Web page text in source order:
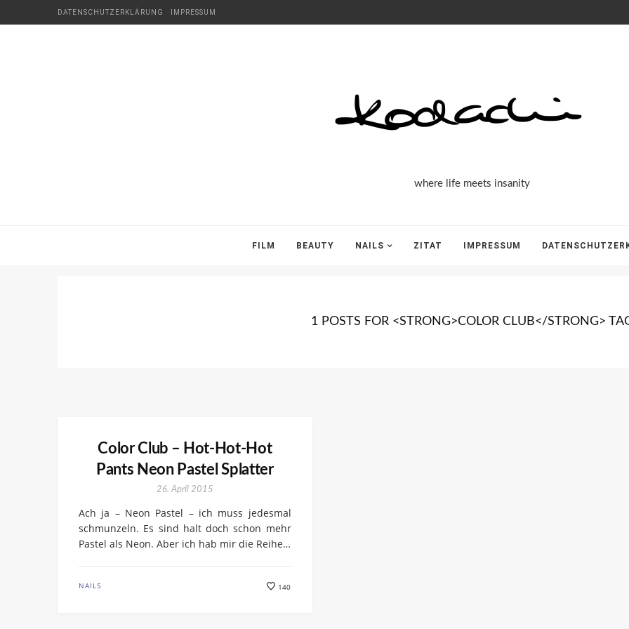
DATENSCHUTZERKLÄRUNG IMPRESSUM
where life meets insanity
FILM BEAUTY NAILS ZITAT IMPRESSUM
1 POSTS FOR <STRONG>COLOR CLUB</STRONG>
Color Club – Hot-Hot-Hot
Pants Neon Pastel Splatter
26. April 2015
Ach ja – Neon Pastel – ich muss jedesmal
schmunzeln. Es sind halt doch schon mehr
Pastel als Neon. Aber ich hab mir die Reihe…
NAILS 140